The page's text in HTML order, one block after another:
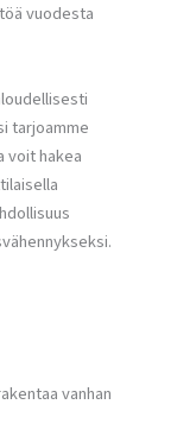
vuodesta
tarjoamme
voit hakea
vanhan